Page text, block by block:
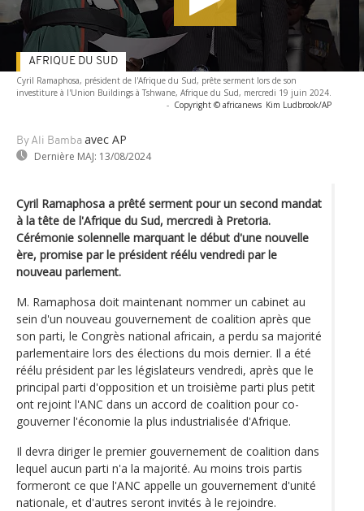
Cyril Ramaphosa, président de l'Afrique du Sud, prête serment lors de son
investiture à l'Union Buildings à Tshwane, Afrique du Sud, mercredi 19 juin 2024.
- Copyright © africanews Kim Ludbrook/AP
By Ali Bamba avec AP
Dernière MAJ: 13/08/2024
AFRIQUE DU SUD
Cyril Ramaphosa a prêté serment pour un second mandat
à la tête de l'Afrique du Sud, mercredi à Pretoria.
Cérémonie solennelle marquant le début d'une nouvelle
ère, promise par le président réélu vendredi par le
nouveau parlement.
M. Ramaphosa doit maintenant nommer un cabinet au
sein d'un nouveau gouvernement de coalition après que
son parti, le Congrès national africain, a perdu sa majorité
parlementaire lors des élections du mois dernier. Il a été
réélu président par les législateurs vendredi, après que le
principal parti d'opposition et un troisième parti plus petit
ont rejoint l'ANC dans un accord de coalition pour co-
gouverner l'économie la plus industrialisée d'Afrique.
Il devra diriger le premier gouvernement de coalition dans
lequel aucun parti n'a la majorité. Au moins trois partis
formeront ce que l'ANC appelle un gouvernement d'unité
nationale, et d'autres seront invités à le rejoindre.